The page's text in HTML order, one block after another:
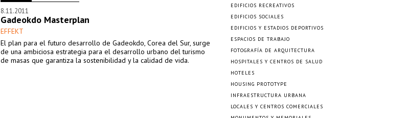
8.11.2011
Gadeokdo Masterplan
EFFEKT
El plan para el futuro desarrollo de Gadeokdo, Corea del Sur, surge
de una ambiciosa estrategia para el desarrollo urbano del turismo
de masas que garantiza la sostenibilidad y la calidad de vida.
EDIFICIOS RECREATIVOS
EDIFICIOS SOCIALES
EDIFICIOS Y ESTADIOS DEPORTIVOS
ESPACIOS DE TRABAJO
FOTOGRAFÍA DE ARQUITECTURA
HOSPITALES Y CENTROS DE SALUD
HOTELES
HOUSING PROTOTYPE
INFRAESTRUCTURA URBANA
LOCALES Y CENTROS COMERCIALES